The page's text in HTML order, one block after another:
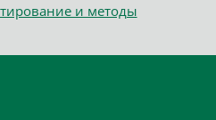
и методы